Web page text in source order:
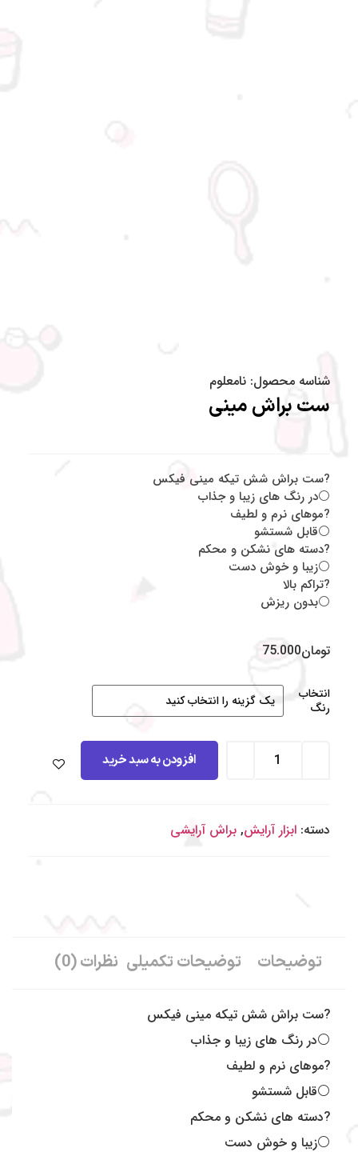
شناسه محصول: نامعلوم
ست براش مینی
?ست براش شش تیکه مینی فیکس
⚪️در رنگ های زیبا و جذاب
?موهای نرم و لطیف
⚪️قابل شستشو
?دسته های نشکن و محکم
⚪️زیبا و خوش دست
?تراکم بالا
⚪️بدون ریزش
تومان75.000
انتخاب
رنگ
افزودن به سبد خرید
دسته: ابزار آرایش, براش آرایشی
توضیحات توضیحات تکمیلی نظرات (0)
?ست براش شش تیکه مینی فیکس
⚪️در رنگ های زیبا و جذاب
?موهای نرم و لطیف
⚪️قابل شستشو
?دسته های نشکن و محکم
⚪️زیبا و خوش دست